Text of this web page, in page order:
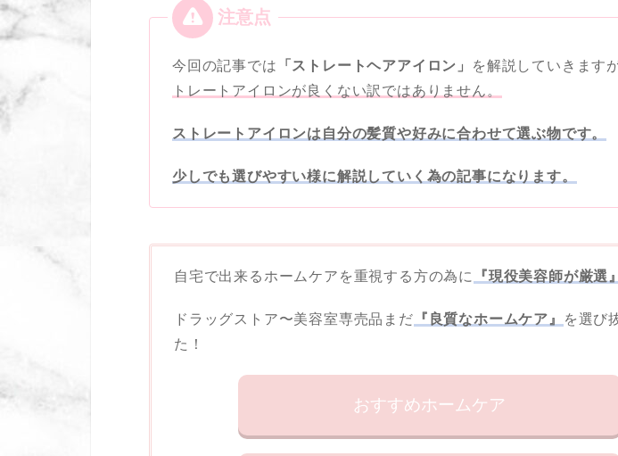
今回の記事では 「ストレートヘアアイロン」 を解説していきますが
トレートアイロンが良くない訳ではありません。
ストレートアイロンは自分の髪質や好みに合わせて選ぶ物です。
少しでも選びやすい様に解説していく為の記事になります。
自宅で出来るホームケアを重視する方の為に 『現役美容師が厳選』
ドラッグストア〜美容室専売品まだ 『良質なホームケア』
を選び
た！
おすすめホームケア